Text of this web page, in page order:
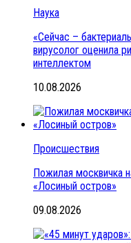
Наука
«Сейчас –
вирусолог оценила
интеллектом
10.08.2026
Происшествия
Пожилая москвичка
«Лосиный остров»
09.08.2026